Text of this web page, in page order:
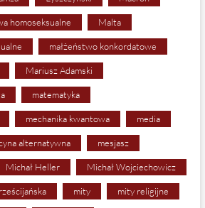
homoseksualne Malta
małżeństwo konkordatowe
Mariusz Adamski
matematyka
mechanika kwantowa media
alternatywna mesjasz
Michał Heller Michał Wojciechowicz
mity mity religijne